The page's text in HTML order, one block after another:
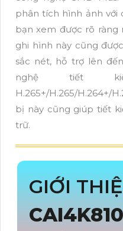
phân tích hình ảnh với
bạn xem được rõ ràng
ghi hình này cũng
sắc nét, hỗ trợ lên
nghệ tiết
H.265+/H.265/H.264+/
bị này cũng giúp tiết
trữ.
GIỚI